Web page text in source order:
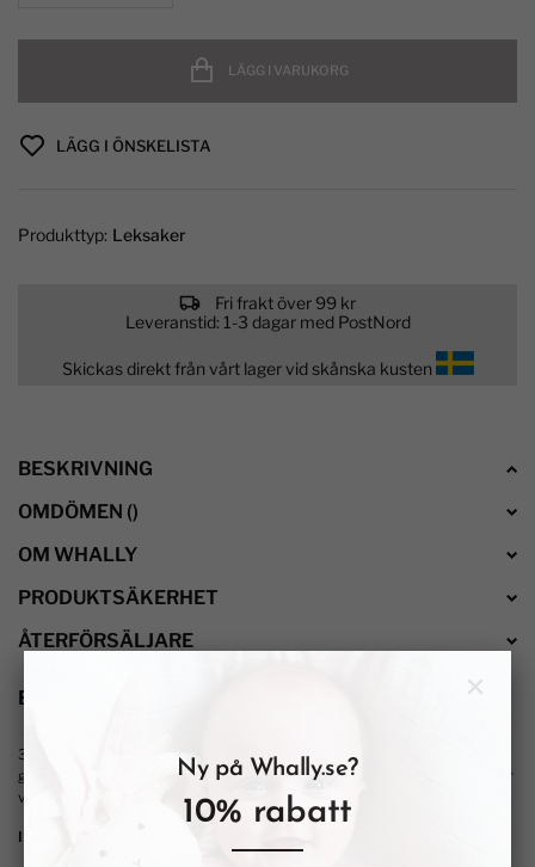
LÄGG I VARUKORG
LÄGG I ÖNSKELISTA
Produkttyp: Leksaker
Fri frakt över 99 kr
Leveranstid: 1-3 dagar med PostNord
Skickas direkt från vårt lager vid skånska kusten
BESKRIVNING
OMDÖMEN ()
OM WHALLY
PRODUKTSÄKERHET
ÅTERFÖRSÄLJARE
BESKRIVNING
3-pack glassformar i silikon. Perfekta att göra både isglass och
gräddglass i. Greppvänlig för små händer men fungerar även utmärkt för
vuxna.
INFORMATION
Ny på Whally.se?
10% rabatt